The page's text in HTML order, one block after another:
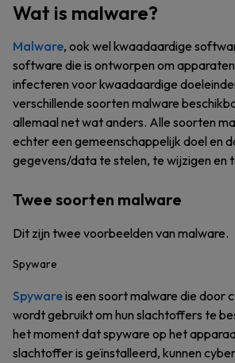
Wat is malware?
Malware, ook wel kwaadaardige
software die is ontworpen om
infecteren voor kwaadaardige
verschillende soorten malware
allemaal net wat anders. Alle soorten
echter een gemeenschappelijk doel en
gegevens/data te stelen, te wijzigen en
Twee soorten malware
Dit zijn twee voorbeelden van malware.
Spyware
Spywareis een soort malware die door
wordt gebruikt om hun slachtoffers te
het moment dat spyware op het
slachtoffer is geïnstalleerd, kunnen